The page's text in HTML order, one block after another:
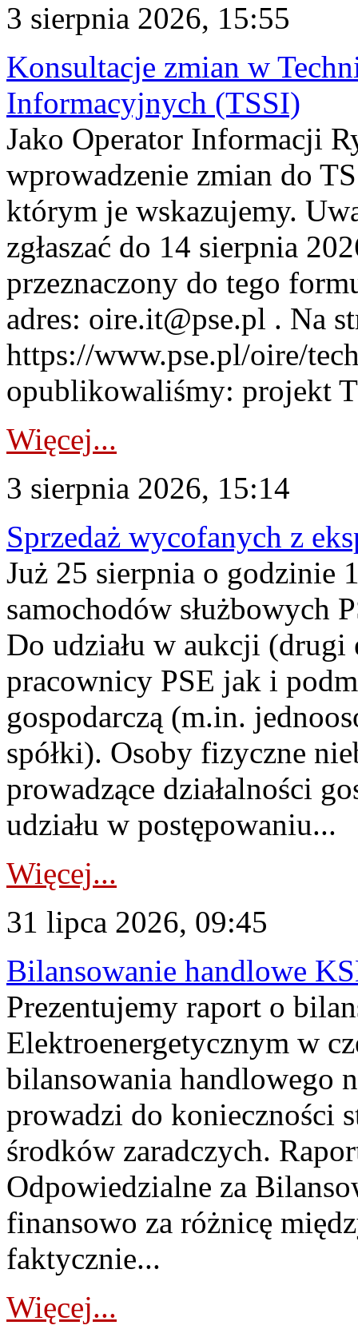
3 sierpnia 2026, 15:55
Konsultacje zmian w
Informacyjnych (TSSI)
Jako Operator Informacji
wprowadzenie zmian do
którym je wskazujemy.
zgłaszać do 14 sierpnia
przeznaczony do tego
adres: oire.it@pse.pl . Na
https://www.pse.pl/oire/
opublikowaliśmy: projekt
Więcej...
3 sierpnia 2026, 15:14
Sprzedaż wycofanych z
Już 25 sierpnia o godzinie
samochodów służbowych
Do udziału w aukcji (drugi
pracownicy PSE jak i
gospodarczą (m.in.
spółki). Osoby fizyczne
prowadzące działalności
udziału w postępowaniu...
Więcej...
31 lipca 2026, 09:45
Bilansowanie handlowe
Prezentujemy raport o
Elektroenergetycznym w
bilansowania handlowego
prowadzi do konieczności
środków zaradczych.
Odpowiedzialne za
finansowo za różnicę
faktycznie...
Więcej...